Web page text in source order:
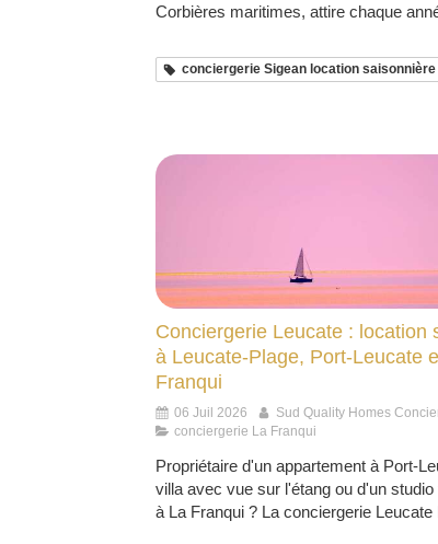
Corbières maritimes, attire chaque
conciergerie Sigean location saisonnière
Conciergerie Leucate : location
à Leucate-Plage, Port-Leucate
Franqui
06 Juil 2026
Sud Quality Homes
conciergerie La Franqui
Propriétaire d'un appartement à Port-
villa avec vue sur l'étang ou d'un
à La Franqui ? La conciergerie Leucate